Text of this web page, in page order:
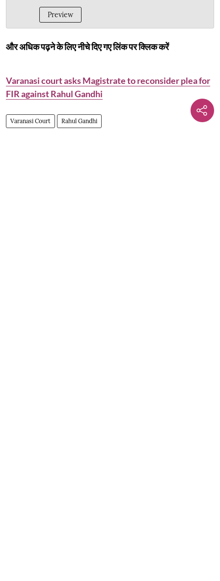
Preview
और अधिक पढ़ने के लिए नीचे दिए गए लिंक पर क्लिक करें
Varanasi court asks Magistrate to reconsider plea for
FIR against Rahul Gandhi
Varanasi Court Rahul Gandhi